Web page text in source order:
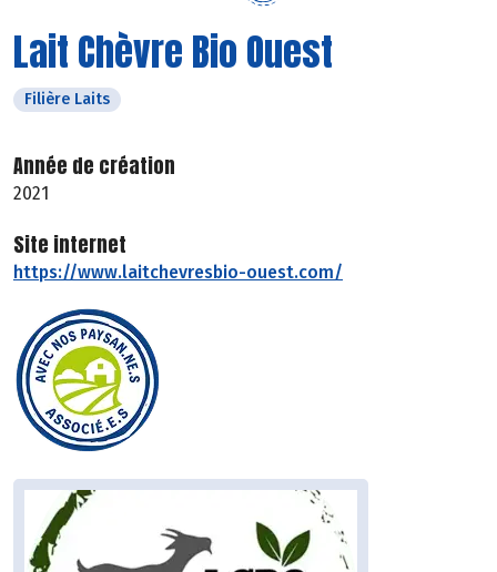
Lait Chèvre Bio Ouest
Filière Laits
Année de création
2021
Site internet
https://www.laitchevresbio-ouest.com/